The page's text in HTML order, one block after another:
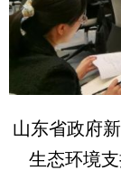
山东省政府
生态环境